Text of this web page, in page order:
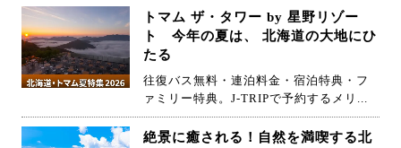
トマム ザ・タワー by 星野リゾー
ト 今年の夏は、 北海道の大地にひ
たる
往復バス無料・連泊料金・宿泊特典・フ
ァミリー特典。J-TRIPで予約するメリ...
絶景に癒される！自然を満喫する北